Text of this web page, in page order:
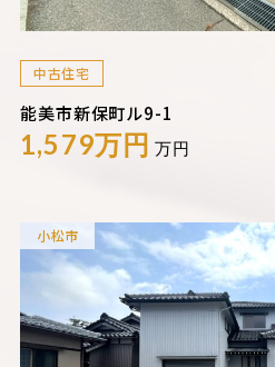
中古住宅
能美市新保町ル9-1
1,579万円 万円
小松市